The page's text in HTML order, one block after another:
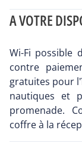
A VOTRE
Wi-Fi possible
contre
gratuites pour
nautiques et
promenade.
coffre à la